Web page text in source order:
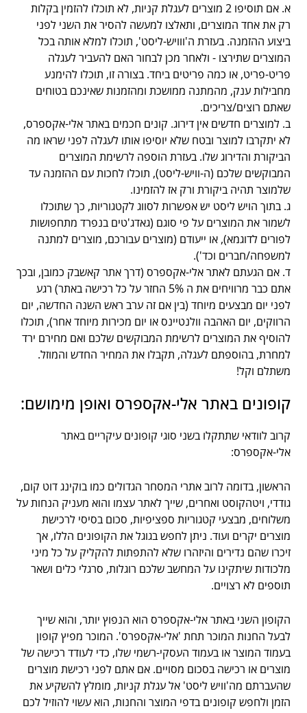
א. אם תוסיפו 2 מוצרים לעגלת קניות, לא תוכלו להזמין בקלות
רק את אחד המוצרים, ותאלצו למעשה להסיר את השני לפני
ביצוע ההזמנה. בעזרת ה'ווויש-ליסט', תוכלו למלא אותה בכל
המוצרים שתירצו - ולאחר מכן לבחור האם להעביר לעגלה
פריט-פריט, או כמה פריטים ביחד. בצורה זו, תוכלו להימנע
מחבילות ענק, מהמתנה ממושכת ומהזמנות שאינכם בטוחים
שאתם רוצים/צריכים.
ב. למוצרים חדשים אין דירוג. קונים חכמים באתר אלי-אקספרס,
לא יתקרבו למוצר ובטח שלא יוסיפו אותו לעגלה לפני שראו מה
הביקורת והדירוג שלו. בעזרת הוספה לרשימת המוצרים
המבוקשים שלכם (ה-וויש-ליסט), תוכלו לחכות עם ההזמנה עד
שלמוצר תהיה ביקורת ורק אז להזמינו.
ג. בתוך הויש ליסט יש אפשרות לסווג לקטגוריות, כך שתוכלו
לשמור את המוצרים על פי סוגם (גאדג'טים בנפרד מתחפושות
לפורים לדוגמא), או ייעודם (מוצרים עבורכם, מוצרים למתנה
למשפחה/חברים וכד').
ד. אם הגעתם לאתר אלי-אקספרס (דרך אתר קאשבק כמובן, ובכך
אתם כבר מרוויחים את ה 5% החזר על כל רכישה באתר) רגע
לפני יום מבצעים מיוחד (בין אם זה ערב ראש השנה החדשה, יום
הרווקים, יום האהבה וולנטיינס או יום מכירות מיוחד אחר), תוכלו
להוסיף את המוצרים לרשימת המבוקשים שלכם ואם מחירם ירד
למחרת, בהוספתם לעגלה, תקבלו את המחיר החדש והמוזל.
משתלם וקל!
קופונים באתר אלי-אקספרס ואופן מימושם:
קרוב לוודאי שתתקלו בשני סוגי קופונים עיקריים באתר
אלי-אקספרס:
הראשון, בדומה לרוב אתרי המסחר הגדולים כמו בוקינג דוט קום,
גודדי, ויטהקוסט ואחרים, שייך לאתר עצמו והוא מעניק הנחות על
משלוחים, מבצעי קטגוריות ספציפיות, סכום בסיסי לרכישת
מוצרים יקרים ועוד. ניתן לחפש בגוגל את הקופונים הללו, אך
זיכרו שהם נדירים והיזהרו שלא להתפתות להקליק על כל מיני
מלכודות שיתקינו על המחשב שלכם רוגלות, סרגלי כלים ושאר
תוספים לא רצויים.
הקופון השני באתר אלי-אקספרס הוא הנפוץ יותר, והוא שייך
לבעל החנות המוכר תחת 'אלי-אקספרס'. המוכר מפיץ קופון
בעמוד המוצר או בעמוד העסקי-רשמי שלו, כדי לעודד רכישה של
מוצרים או רכישה בסכום מסויים. אם אתם לפני רכישת מוצרים
שהעברתם מה'וויש ליסט' אל עגלת קניות, מומלץ להשקיע את
הזמן ולחפש קופונים בדפי המוצר והחנות, הוא עשוי להוזיל לכם